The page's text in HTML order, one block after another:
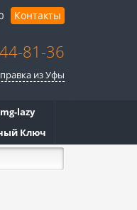
Контакты
81-36
из Уфы
Ключ